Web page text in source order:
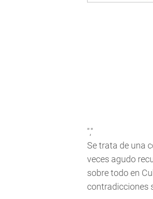
","
Se trata de una
veces agudo
sobre todo en
contradicciones